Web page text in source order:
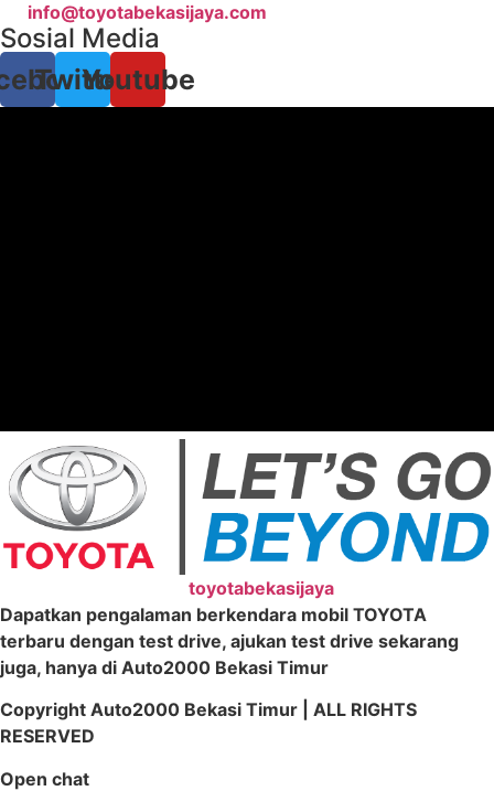
info@toyotabekasijaya.com
Sosial Media
TwitterYoutube
toyotabekasijaya
Dapatkan pengalaman berkendara mobil TOYOTA
terbaru dengan test drive, ajukan test drive sekarang
juga, hanya di Auto2000 Bekasi Timur
Copyright Auto2000 Bekasi Timur | ALL RIGHTS
RESERVED
Open chat